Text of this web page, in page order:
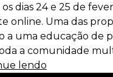
dias 24 e 25 de
online. Uma das
a uma educação de
a comunidade
lendo